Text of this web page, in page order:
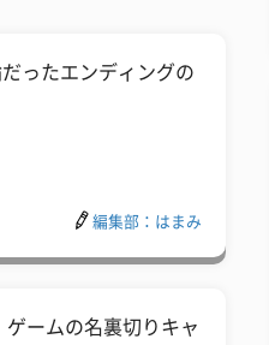
ったエンディングの
編集部：はまみ
ゲームの名裏切りキャ